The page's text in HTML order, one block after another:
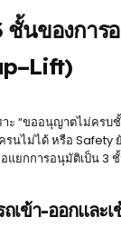
ชั้นของการ
าะ “ขออนุญาตไม่ครบ
รนไม่ได้ หรือ Safety
แยกการอนุมัติเป็น 3
เข้า-ออกและเ